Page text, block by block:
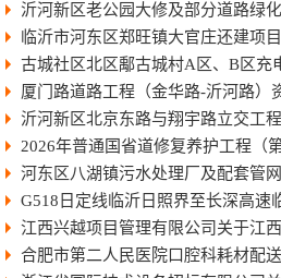
沂河新区老公园大修及部分道路绿
临沂市河东区郑旺镇大官庄还建项目(一期)临沂市
古城社区北区鄅古城村A区、B区充
厦门路道路工程（金华路-沂河路）
沂河新区北京东路与翔宇路立交工程
2026年普通国省道修复养护工程（
河东区八湖镇污水处理厂及配套管网
G518日定线临沂日照界至长深高速临沂东互通立交
江西兴越项目管理有限公司关于江西省赣州市赣县区水利局长臂型中型蓝藻打捞干化一体
合肥市第二人民医院口腔科耗材配送